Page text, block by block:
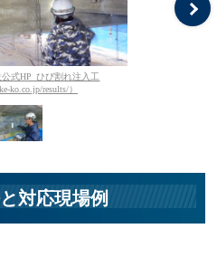
式HP_ひび割れ注入工
ko.co.jp/results/）
対応現場例